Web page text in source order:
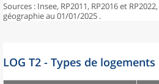
Sources : Insee, RP2011, RP2016 et
géographie au 01/01/2025 .
LOG T2 - Types de logements